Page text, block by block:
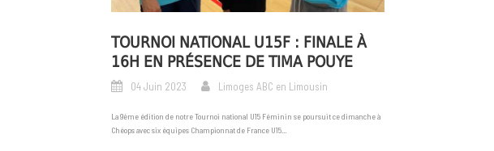
TOURNOI NATIONAL U15F : FINALE À
16H EN PRÉSENCE DE TIMA POUYE
04 Juin 2023 Limoges ABC en Limousin
La 9ème édition de notre Tournoi national U15 Féminin se poursuit ce dimanche à
Chéops avec six équipes Championnat de France U15...